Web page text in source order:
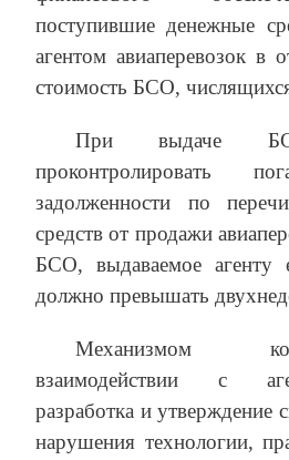
поступившие денежные
агентом авиаперевозок в
стоимость БСО,
При выдаче
проконтролировать
задолженности по
средств от продажи
БСО, выдаваемое агенту
должно превышать
Механизмом
взаимодействии с
разработка и утверждение
нарушения технологии,